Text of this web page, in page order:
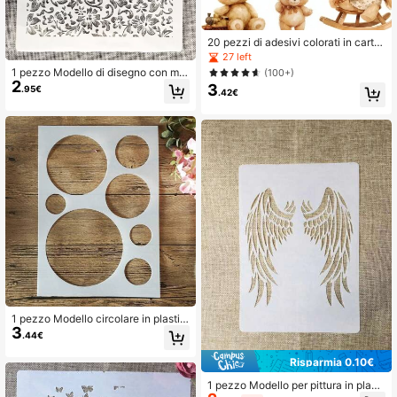
1 pezzo Modello di disegno con mot
ivo floreale
2.95€
1 pezzo Modello circolare in plastic
a formato A4 per disegnare, Ritorno
a scuola, Accessori scolastici
3.44€
20 pezzi di adesivi colorati in carta
da 4 cm con simpatici orsetti per sc
rapbooking, forniture scolastiche, rit
orno a scuola
27 left
(100+)
3.42€
Risparmia 0.10€
1 pezzo Modello per pittura in plasti